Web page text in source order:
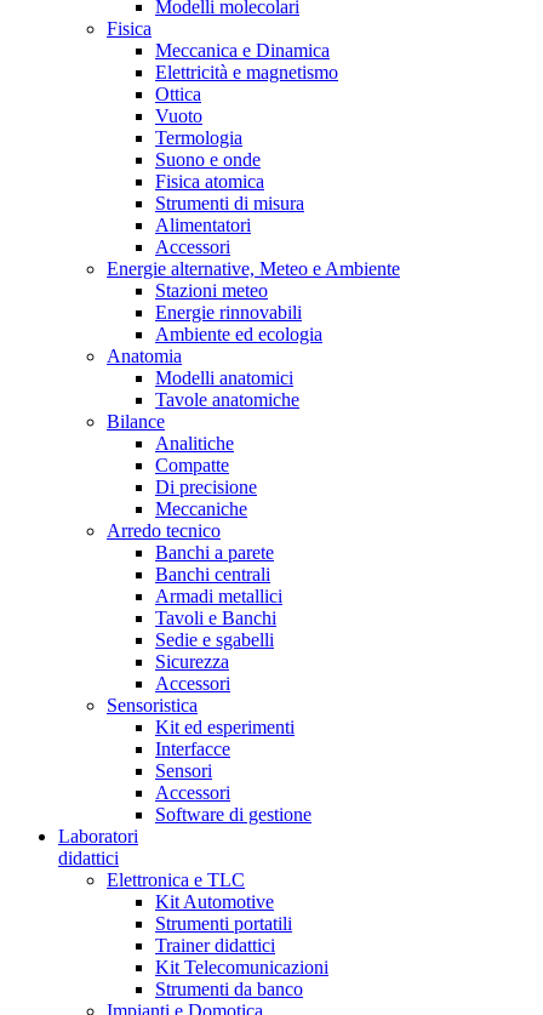
Modelli molecolari
Fisica
Meccanica e Dinamica
Elettricità e magnetismo
Ottica
Vuoto
Termologia
Suono e onde
Fisica atomica
Strumenti di misura
Alimentatori
Accessori
Energie alternative, Meteo e Ambiente
Stazioni meteo
Energie rinnovabili
Ambiente ed ecologia
Anatomia
Modelli anatomici
Tavole anatomiche
Bilance
Analitiche
Compatte
Di precisione
Meccaniche
Arredo tecnico
Banchi a parete
Banchi centrali
Armadi metallici
Tavoli e Banchi
Sedie e sgabelli
Sicurezza
Accessori
Sensoristica
Kit ed esperimenti
Interfacce
Sensori
Accessori
Software di gestione
Laboratori
didattici
Elettronica e TLC
Kit Automotive
Strumenti portatili
Trainer didattici
Kit Telecomunicazioni
Strumenti da banco
Impianti e Domotica